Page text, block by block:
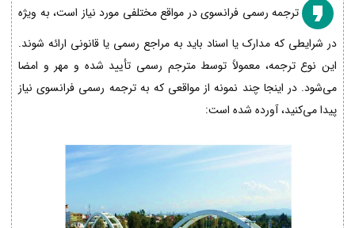
ترجمه رسمی فرانسوی در مواقع مختلفی مورد نیاز است، به ویژه
در شرایطی که مدارک یا اسناد باید به مراجع رسمی یا قانونی ارائه شوند.
این نوع ترجمه، معمولاً توسط مترجم رسمی تأیید شده و مهر و امضا
می‌شود. در اینجا چند نمونه از مواقعی که به ترجمه رسمی فرانسوی نیاز
پیدا می‌کنید، آورده شده است: